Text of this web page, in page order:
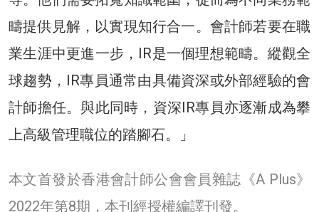
疇提供見解，以實現知行合一。會計師若要在職
業生涯中更進一步，IR是一個理想範疇。縱觀全
球趨勢，IR專員通常由具備資深或外部經驗的會
計師擔任。與此同時，資深IR專員亦逐漸成為攀
上高級管理職位的踏腳石。」
本文首發於香港會計師公會會員雜誌《A Plus》
2022年第8期，本刊經授權編譯刊發。